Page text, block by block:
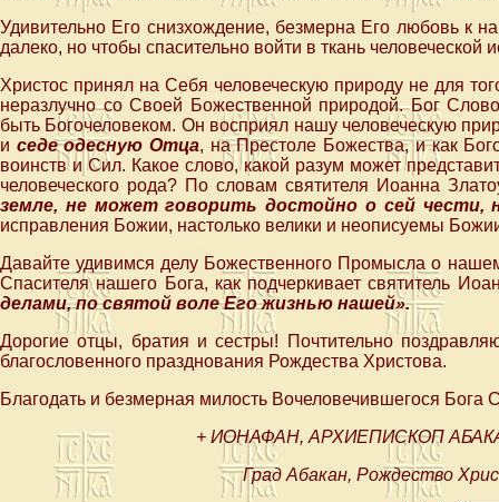
Удивительно Его снизхождение, безмерна Его любовь к
далеко, но чтобы спасительно войти в ткань человеческой
Христос принял на Себя человеческую природу не для
неразлучно со Своей Божественной природой. Бог
быть Богочеловеком. Он восприял нашу человеческую
и седе одесную Отца, на Престоле Божества, и как
воинств и Сил. Какое слово, какой разум может
человеческого рода? По словам святителя Иоанна
земле, не может говорить достойно о сей чести,
исправления Божии, настолько велики и неописуемы
Давайте удивимся делу Божественного Промысла о
Спасителя нашего Бога, как подчеркивает святитель
делами, по святой воле Его жизнью нашей».
Дорогие отцы, братия и сестры! Почтительно
благословенного празднования Рождества Христова.
Благодать и безмерная милость Вочеловечившегося
+ ИОНАФАН, АРХИЕПИСКОП
Град Абакан, Рождество